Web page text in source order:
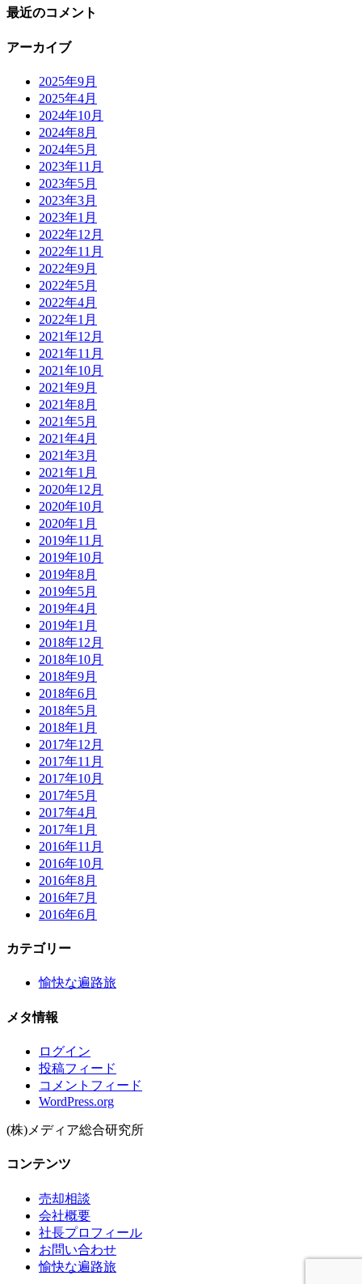
最近のコメント
アーカイブ
2025年9月
2025年4月
2024年10月
2024年8月
2024年5月
2023年11月
2023年5月
2023年3月
2023年1月
2022年12月
2022年11月
2022年9月
2022年5月
2022年4月
2022年1月
2021年12月
2021年11月
2021年10月
2021年9月
2021年8月
2021年5月
2021年4月
2021年3月
2021年1月
2020年12月
2020年10月
2020年1月
2019年11月
2019年10月
2019年8月
2019年5月
2019年4月
2019年1月
2018年12月
2018年10月
2018年9月
2018年6月
2018年5月
2018年1月
2017年12月
2017年11月
2017年10月
2017年5月
2017年4月
2017年1月
2016年11月
2016年10月
2016年8月
2016年7月
2016年6月
カテゴリー
愉快な遍路旅
メタ情報
ログイン
投稿フィード
コメントフィード
WordPress.org
(株)メディア総合研究所
コンテンツ
売却相談
会社概要
社長プロフィール
お問い合わせ
愉快な遍路旅